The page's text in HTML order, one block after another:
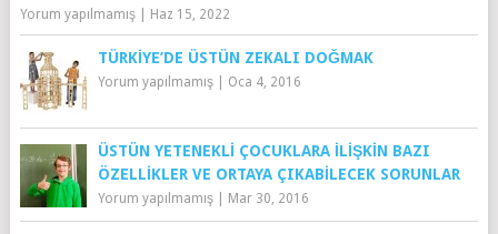
Yorum yapılmamış| Haz 15, 2022
TÜRKIYE’DE ÜSTÜN ZEKALI DOĞMAK
Yorum yapılmamış| Oca 4, 2016
ÜSTÜN YETENEKLI ÇOCUKLARA İLIŞKIN BAZI
ÖZELLIKLER VE ORTAYA ÇIKABILECEK SORUNLAR
Yorum yapılmamış| Mar 30, 2016